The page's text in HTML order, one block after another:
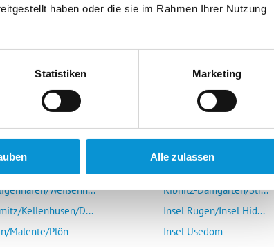
haben oder die sie im Rahmen Ihrer Nutzung
Statistiken Marketing
Alle zulassen
Förde/Kiel/Laboe
Weißenh...
Kellenhusen/D...
Malente/Plön
Insel Poel/Wismar
Kühlungsborn/Rerik/Ne...
Ribnitz-Damgarten/Str...
Insel Rügen/Insel Hid...
Insel Usedom